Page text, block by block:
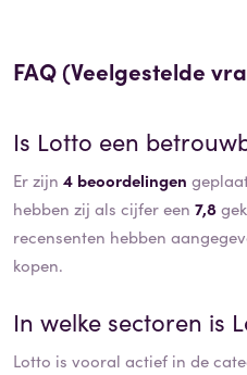
FAQ (Veelgestelde
Is Lotto een
Er zijn 4 beoordelingen
hebben zij als cijfer een 7,8
recensenten hebben
kopen.
In welke sectoren is
Lotto is vooral actief in de